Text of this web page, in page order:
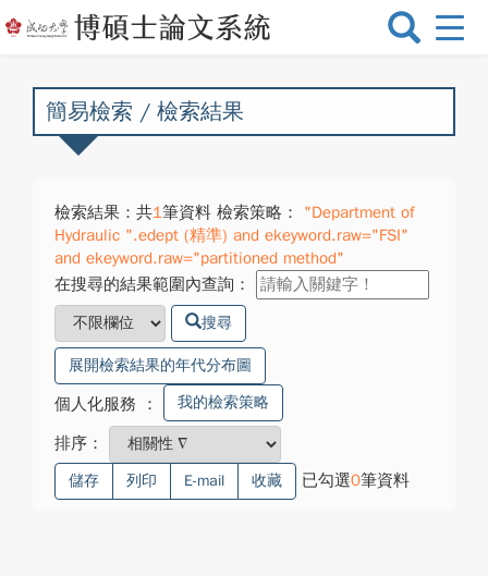
選
換
簡易檢索 / 檢索結果
檢索結果：共1筆資料 檢索策略：
"Department of
Hydraulic ".edept (精準) and ekeyword.raw="FSI"
and ekeyword.raw="partitioned method"
在搜尋的結果範圍內查詢：
搜尋
展開檢索結果的年代分布圖
個人化服務 ： 我的檢索策略
排序：
儲存 列印 E-mail 收藏 已勾選0筆資料